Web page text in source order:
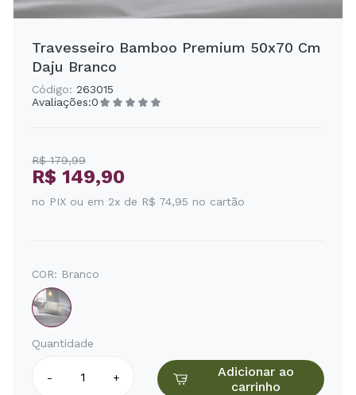
Travesseiro Bamboo Premium 50x70 Cm
Daju Branco
Código: 263015
Avaliações:0
R$ 179,99
R$ 149,90
no PIX ou em 2x de R$ 74,95 no cartão
COR: Branco
Quantidade
- +
Adicionar ao
carrinho